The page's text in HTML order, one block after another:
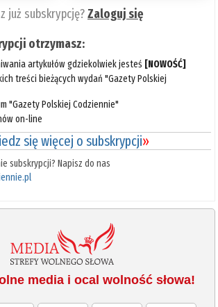
już subskrypcję?Zaloguj się
otrzymasz:
artykułów gdziekolwiek jesteś [NOWOŚĆ]
treści bieżących wydań "Gazety Polskiej
"Gazety Polskiej Codziennie"
on-line
się więcej o subskrypcji»
subskrypcji? Napisz do nas
media i ocal wolność słowa!